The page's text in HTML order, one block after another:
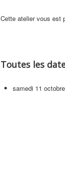
Cette atelier vous est
Toutes les
samedi 11